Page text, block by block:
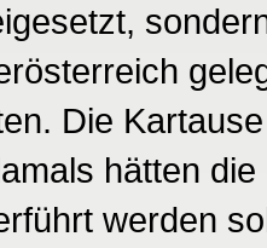
Die
hätten
werden